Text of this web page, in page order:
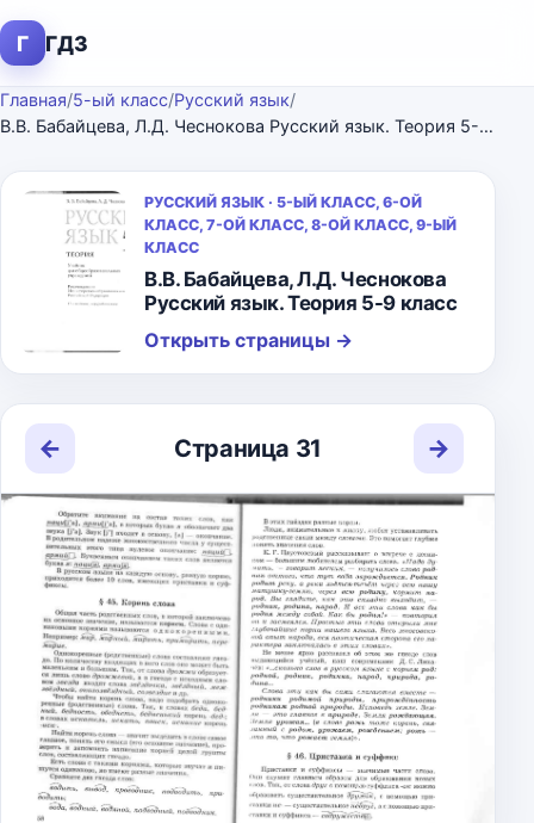
Г ГДЗ
Главная/5-ый класс/Русский язык/
В.В. Бабайцева, Л.Д. Чеснокова Русский язык. Теория 5-9 класс
РУССКИЙ ЯЗЫК · 5-ЫЙ КЛАСС, 6-ОЙ
КЛАСС, 7-ОЙ КЛАСС, 8-ОЙ КЛАСС, 9-ЫЙ
КЛАСС
В.В. Бабайцева, Л.Д. Чеснокова
Русский язык. Теория 5-9 класс
Открыть страницы →
← Страница 31 →